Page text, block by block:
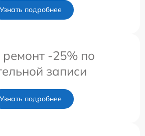
Узнать подробнее
-25% по
записи
Узнать подробнее